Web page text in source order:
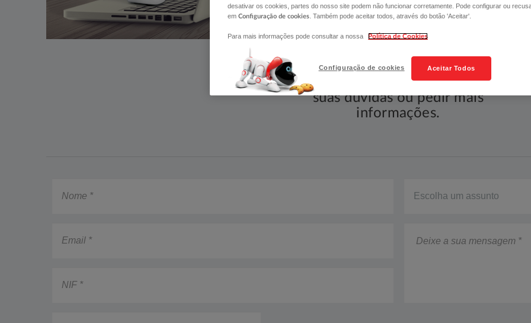
​Utilize este formulário para expor as
suas dúvidas ou pedir mais
informações.​​​​​
desativar os cookies, partes do nosso site podem não funcionar corretamente. Pode configurar ou
em Configuração de cookies . Também pode aceitar todos, através do botão 'Aceitar'.
Para mais informações pode consultar a nossa Política de Cookies
Aceitar Todos
Configuração de cookies